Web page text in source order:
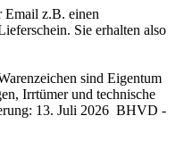
Email z.B. einen
Sie erhalten also
sind Eigentum
Irrtümer und technische
13. Juli 2026 BHVD -